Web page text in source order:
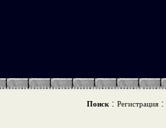
Поиск: Регистрация: